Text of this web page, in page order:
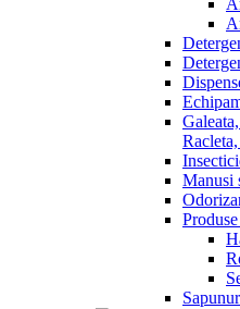
Manusi